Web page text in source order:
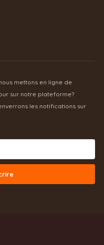
mettons en ligne de
sur notre plateforme?
les notifications sur